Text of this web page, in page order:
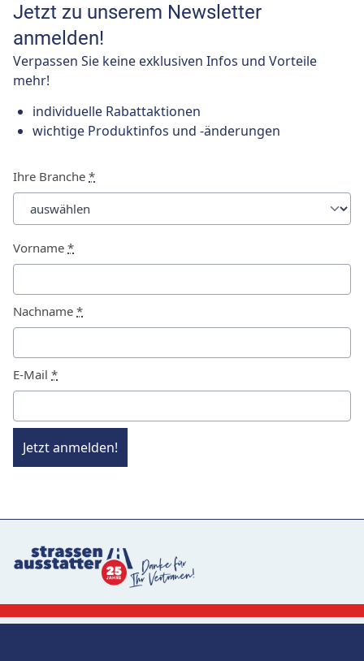
Jetzt zu unserem Newsletter
anmelden!
Verpassen Sie keine exklusiven Infos und Vorteile
mehr!
individuelle Rabattaktionen
wichtige Produktinfos und -änderungen
Ihre Branche *
Vorname *
Nachname *
E-Mail *
Jetzt anmelden!